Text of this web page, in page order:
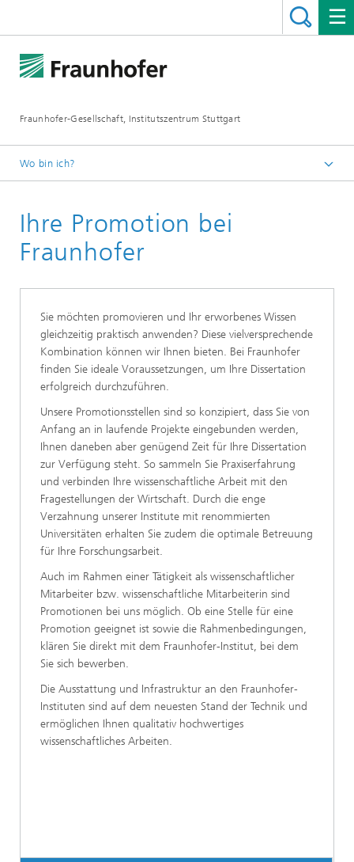
Fraunhofer-Gesellschaft, Institutszentrum Stuttgart
Wo bin ich?
Jobs / Karriere
Berufseinsteiger
Ihre Promotion bei
Fraunhofer
Sie möchten promovieren und Ihr erworbenes Wissen
gleichzeitig praktisch anwenden? Diese vielversprechende
Kombination können wir Ihnen bieten. Bei Fraunhofer
finden Sie ideale Voraussetzungen, um Ihre Dissertation
erfolgreich durchzuführen.
Unsere Promotionsstellen sind so konzipiert, dass Sie von
Anfang an in laufende Projekte eingebunden werden,
Ihnen daneben aber genügend Zeit für Ihre Dissertation
zur Verfügung steht. So sammeln Sie Praxiserfahrung
und verbinden Ihre wissenschaftliche Arbeit mit den
Fragestellungen der Wirtschaft. Durch die enge
Verzahnung unserer Institute mit renommierten
Universitäten erhalten Sie zudem die optimale Betreuung
für Ihre Forschungsarbeit.
Auch im Rahmen einer Tätigkeit als wissenschaftlicher
Mitarbeiter bzw. wissenschaftliche Mitarbeiterin sind
Promotionen bei uns möglich. Ob eine Stelle für eine
Promotion geeignet ist sowie die Rahmenbedingungen,
klären Sie direkt mit dem Fraunhofer-Institut, bei dem
Sie sich bewerben.
Die Ausstattung und Infrastruktur an den Fraunhofer-
Instituten sind auf dem neuesten Stand der Technik und
ermöglichen Ihnen qualitativ hochwertiges
wissenschaftliches Arbeiten.